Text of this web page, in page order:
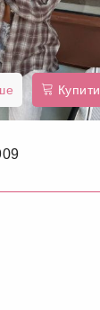
Купити